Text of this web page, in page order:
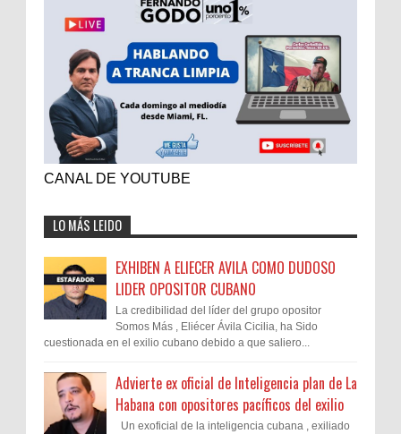
CANAL DE YOUTUBE
LO MÁS LEIDO
EXHIBEN A ELIECER AVILA COMO DUDOSO
LIDER OPOSITOR CUBANO
La credibilidad del líder del grupo opositor
Somos Más , Eliécer Ávila Cicilia, ha Sido
cuestionada en el exilio cubano debido a que saliero...
Advierte ex oficial de Inteligencia plan de La
Habana con opositores pacíficos del exilio
Un exoficial de la inteligencia cubana , exiliado